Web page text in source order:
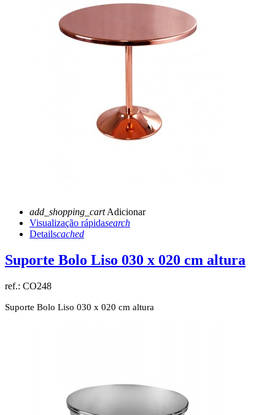
add_shopping_cartAdicionar
Visualização rápidasearch
Detailscached
Suporte Bolo Liso 030 x 020 cm altura
ref.: CO248
Suporte Bolo Liso 030 x 020 cm altura